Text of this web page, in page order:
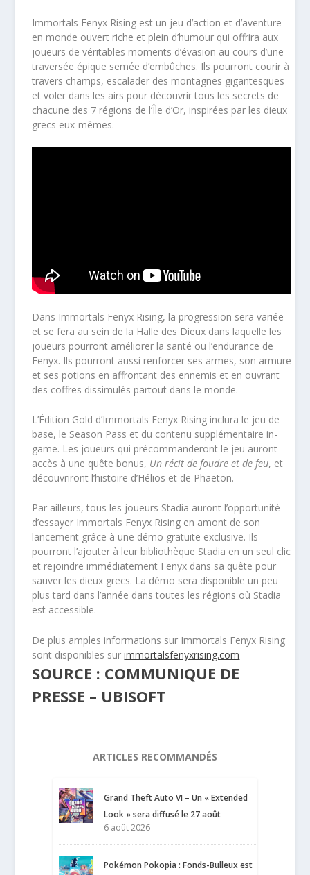
Immortals Fenyx Rising est un jeu d’action et d’aventure
en monde ouvert riche et plein d’humour qui offrira aux
joueurs de véritables moments d’évasion au cours d’une
traversée épique semée d’embûches. Ils pourront courir à
travers champs, escalader des montagnes gigantesques
et voler dans les airs pour découvrir tous les secrets de
chacune des 7 régions de l’Île d’Or, inspirées par les dieux
grecs eux-mêmes.
Dans Immortals Fenyx Rising, la progression sera variée
et se fera au sein de la Halle des Dieux dans laquelle les
joueurs pourront améliorer la santé ou l’endurance de
Fenyx. Ils pourront aussi renforcer ses armes, son armure
et ses potions en affrontant des ennemis et en ouvrant
des coffres dissimulés partout dans le monde.
L’Édition Gold d’Immortals Fenyx Rising inclura le jeu de
base, le Season Pass et du contenu supplémentaire in-
game. Les joueurs qui précommanderont le jeu auront
accès à une quête bonus, Un récit de foudre et de feu, et
découvriront l’histoire d’Hélios et de Phaeton.
Par ailleurs, tous les joueurs Stadia auront l’opportunité
d’essayer Immortals Fenyx Rising en amont de son
lancement grâce à une démo gratuite exclusive. Ils
pourront l’ajouter à leur bibliothèque Stadia en un seul clic
et rejoindre immédiatement Fenyx dans sa quête pour
sauver les dieux grecs. La démo sera disponible un peu
plus tard dans l’année dans toutes les régions où Stadia
est accessible.
De plus amples informations sur Immortals Fenyx Rising
sont disponibles surimmortalsfenyxrising.com
SOURCE : COMMUNIQUE DE
PRESSE – UBISOFT
ARTICLES RECOMMANDÉS
Grand Theft Auto VI – Un « Extended
Look » sera diffusé le 27 août
6 août 2026
Pokémon Pokopia : Fonds-Bulleux est